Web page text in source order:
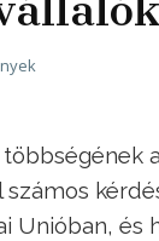
Unióban, és